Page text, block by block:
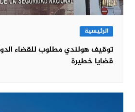
الرئيسية
توقيف هولندي مطلوب للقضاء
قضايا خطيرة